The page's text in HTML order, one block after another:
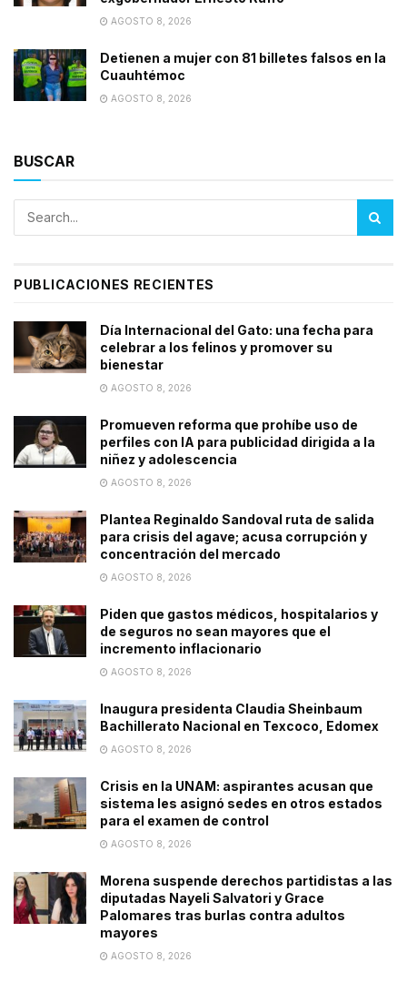
AGOSTO 8, 2026
Detienen a mujer con 81 billetes falsos en la
Cuauhtémoc
AGOSTO 8, 2026
BUSCAR
PUBLICACIONES RECIENTES
Día Internacional del Gato: una fecha para
celebrar a los felinos y promover su
bienestar
AGOSTO 8, 2026
Promueven reforma que prohíbe uso de
perfiles con IA para publicidad dirigida a la
niñez y adolescencia
AGOSTO 8, 2026
Plantea Reginaldo Sandoval ruta de salida
para crisis del agave; acusa corrupción y
concentración del mercado
AGOSTO 8, 2026
Piden que gastos médicos, hospitalarios y
de seguros no sean mayores que el
incremento inflacionario
AGOSTO 8, 2026
Inaugura presidenta Claudia Sheinbaum
Bachillerato Nacional en Texcoco, Edomex
AGOSTO 8, 2026
Crisis en la UNAM: aspirantes acusan que
sistema les asignó sedes en otros estados
para el examen de control
AGOSTO 8, 2026
Morena suspende derechos partidistas a las
diputadas Nayeli Salvatori y Grace
Palomares tras burlas contra adultos
mayores
AGOSTO 8, 2026